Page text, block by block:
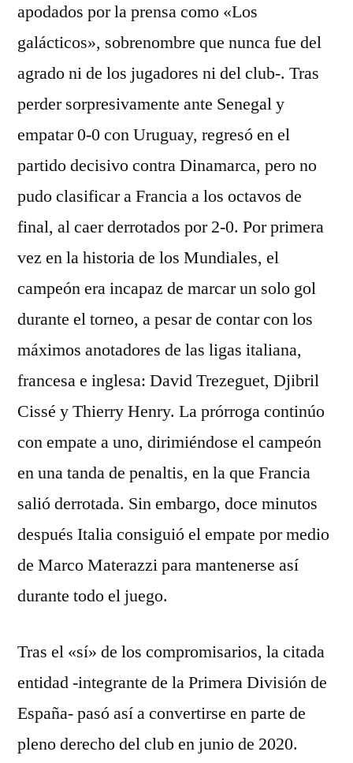
apodados por la prensa como «Los
galácticos», sobrenombre que nunca fue del
agrado ni de los jugadores ni del club-. Tras
perder sorpresivamente ante Senegal y
empatar 0-0 con Uruguay, regresó en el
partido decisivo contra Dinamarca, pero no
pudo clasificar a Francia a los octavos de
final, al caer derrotados por 2-0. Por primera
vez en la historia de los Mundiales, el
campeón era incapaz de marcar un solo gol
durante el torneo, a pesar de contar con los
máximos anotadores de las ligas italiana,
francesa e inglesa: David Trezeguet, Djibril
Cissé y Thierry Henry. La prórroga continúo
con empate a uno, dirimiéndose el campeón
en una tanda de penaltis, en la que Francia
salió derrotada. Sin embargo, doce minutos
después Italia consiguió el empate por medio
de Marco Materazzi para mantenerse así
durante todo el juego.
Tras el «sí» de los compromisarios, la citada
entidad -integrante de la Primera División de
España- pasó así a convertirse en parte de
pleno derecho del club en junio de 2020.